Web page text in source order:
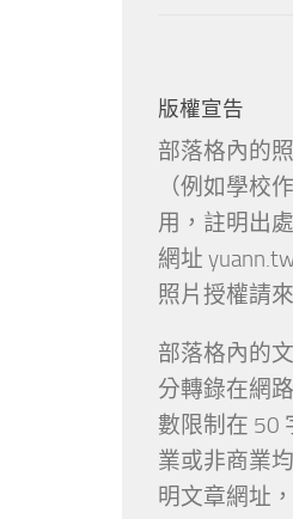
版權宣告
部落格內的
（例如學校
用，註明出
網址
照片授權請
部落格內的
分轉錄在網
數限制在 50
業或非商業
明文章網址